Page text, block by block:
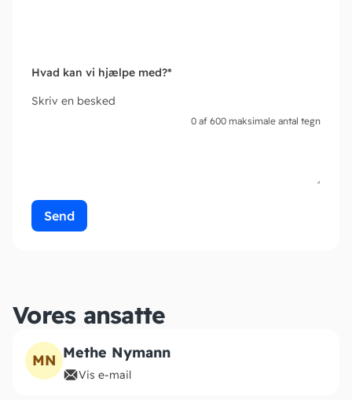
Hvad kan vi hjælpe med?*
Skriv en besked
0 af 600 maksimale antal tegn
Vores ansatte
MN Methe Nymann
Vis e-mail